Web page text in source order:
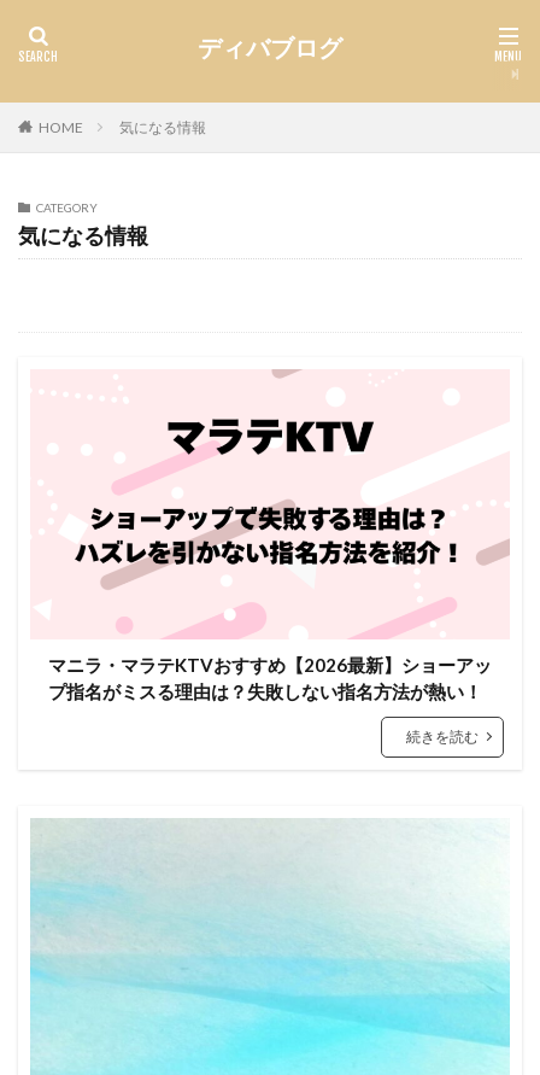
ディバブログ
HOME 気になる情報
CATEGORY
気になる情報
マニラ・マラテKTVおすすめ【2026最新】ショーアッ
プ指名がミスる理由は？失敗しない指名方法が熱い！
続きを読む